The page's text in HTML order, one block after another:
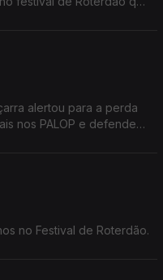
alertou para a perda
nos PALOP e defendeu
no Festival de Roterdão.